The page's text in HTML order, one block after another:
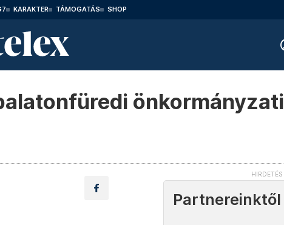
KARAKTER TÁMOGATÁS SHOP
önkormányzati
Partnereinktől